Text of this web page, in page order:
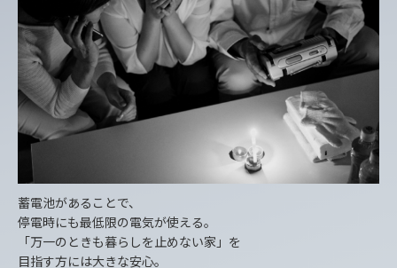
蓄電池があることで、
停電時にも最低限の電気が使える。
「万一のときも暮らしを止めない家」を
目指す方には大きな安心。